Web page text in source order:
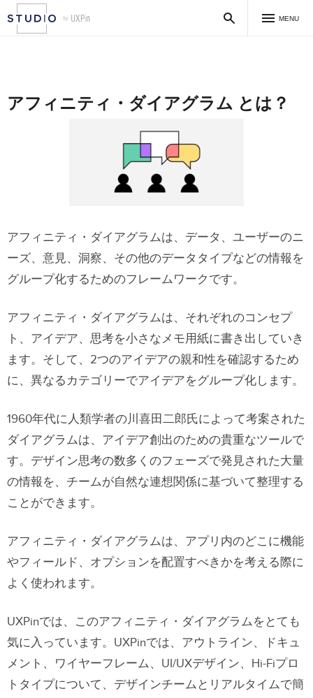
MENU
アフィニティ・ダイアグラム とは？
アフィニティ・ダイアグラムは、データ、ユーザーのニ
ーズ、意見、洞察、その他のデータタイプなどの情報を
グループ化するためのフレームワークです。
アフィニティ・ダイアグラムは、それぞれのコンセプ
ト、アイデア、思考を小さなメモ用紙に書き出していき
ます。そして、2つのアイデアの親和性を確認するため
に、異なるカテゴリーでアイデアをグループ化します。
1960年代に人類学者の川喜田二郎氏によって考案された
ダイアグラムは、アイデア創出のための貴重なツールで
す。デザイン思考の数多くのフェーズで発見された大量
の情報を、チームが自然な連想関係に基づいて整理する
ことができます。
アフィニティ・ダイアグラムは、アプリ内のどこに機能
やフィールド、オプションを配置すべきかを考える際に
よく使われます。
UXPinでは、このアフィニティ・ダイアグラムをとても
気に入っています。UXPinでは、アウトライン、ドキュ
メント、ワイヤーフレーム、UI/UXデザイン、Hi-Fiプロ
トタイプについて、デザインチームとリアルタイムで簡